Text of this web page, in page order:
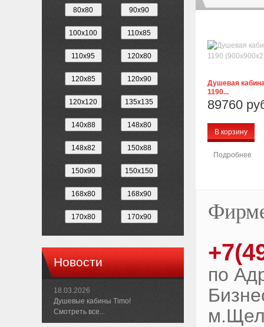
Душевая
1190...
89760
В корзину
Подробнее
по
Новости
18.03.2026
Душевые кабины Timo!
Смотреть все...